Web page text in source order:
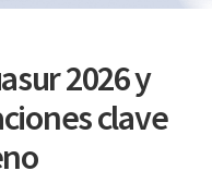
2026 y
clave